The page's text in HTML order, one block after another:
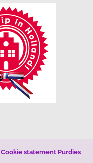
Cookie statement Purdies